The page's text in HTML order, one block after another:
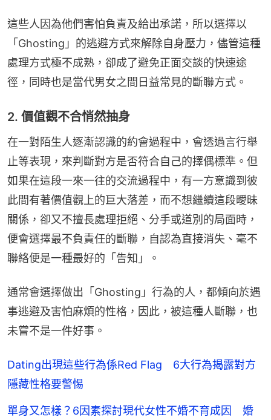
這些人因為他們害怕負責及給出承諾，所以選擇以
「Ghosting」的逃避方式來解除自身壓力，儘管這種
處理方式極不成熟，卻成了避免正面交談的快速途
徑，同時也是當代男女之間日益常見的斷聯方式。
2. 價值觀不合悄然抽身
在一對陌生人逐漸認識的約會過程中，會透過言行舉
止等表現，來判斷對方是否符合自己的擇偶標準。但
如果在這段一來一往的交流過程中，有一方意識到彼
此間有著價值觀上的巨大落差，而不想繼續這段曖昧
關係，卻又不擅長處理拒絕、分手或道別的局面時，
便會選擇最不負責任的斷聯，自認為直接消失、毫不
聯絡便是一種最好的「告知」。
通常會選擇做出「Ghosting」行為的人，都傾向於遇
事逃避及害怕麻煩的性格，因此，被這種人斷聯，也
未嘗不是一件好事。
Dating出現這些行為係Red Flag 6大行為揭露對方
隱藏性格要警惕
單身又怎樣？6因素探討現代女性不婚不育成因 婚